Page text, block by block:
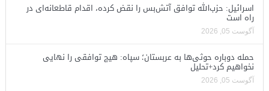
اسرائیل: حزب‌الله توافق آتش‌بس را نقض کرده، اقدام قاطعانه‌ای در
راه است
آگوست 05, 2026
حمله دوباره حوثی‌ها به عربستان؛ سپاه: هیچ توافقی را نهایی
نخواهیم کرد+تحلیل
آگوست 05, 2026